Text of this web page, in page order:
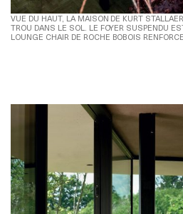
VUE DU HAUT, LA MAISON DE KURT
TROU DANS LE SOL. LE FOYER SUSPENDU
LOUNGE CHAIR DE ROCHE BOBOIS